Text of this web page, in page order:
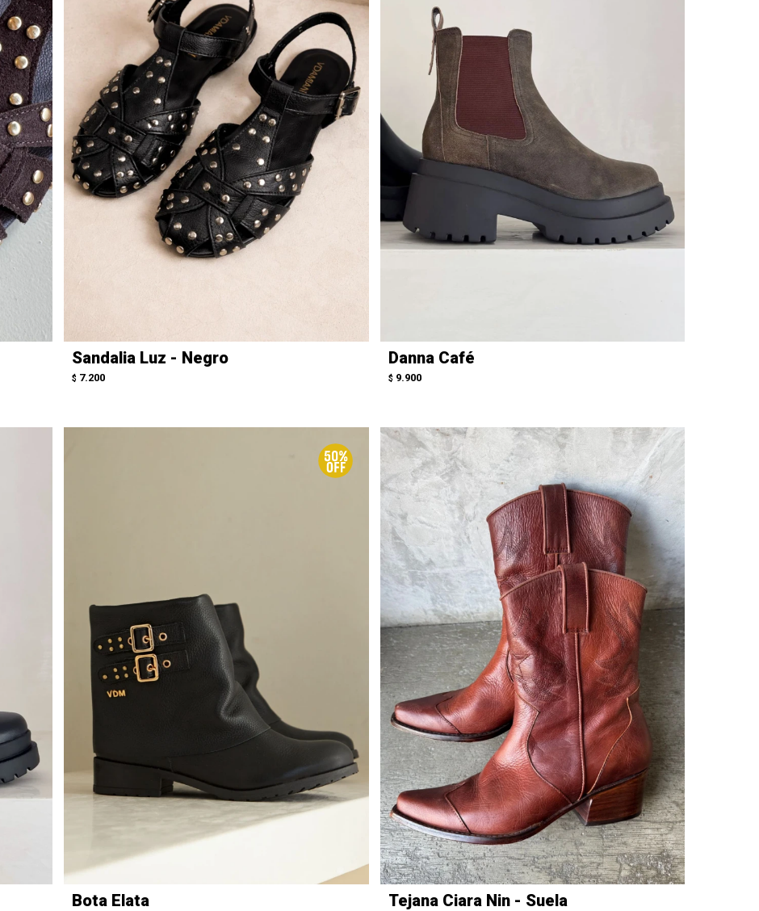
Sandalia Luz - Negro
$ 7.200
Danna Café
$ 9.900
Bota Elata Tejana Ciara Nin - Suela